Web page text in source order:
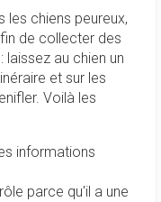
les chiens peureux,
de collecter des
au chien un
et sur les
Voilà les
informations
parce qu'il a une